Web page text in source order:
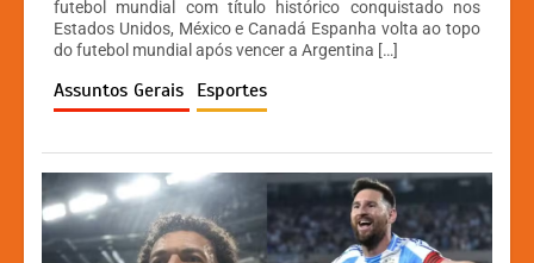
s
A
p
e
b
o
k
s
e
n
er
y
Li
n
futebol mundial com título histórico conquistado nos
Estados Unidos, México e Canadá Espanha volta ao topo
do futebol mundial após vencer a Argentina […]
Assuntos Gerais Esportes